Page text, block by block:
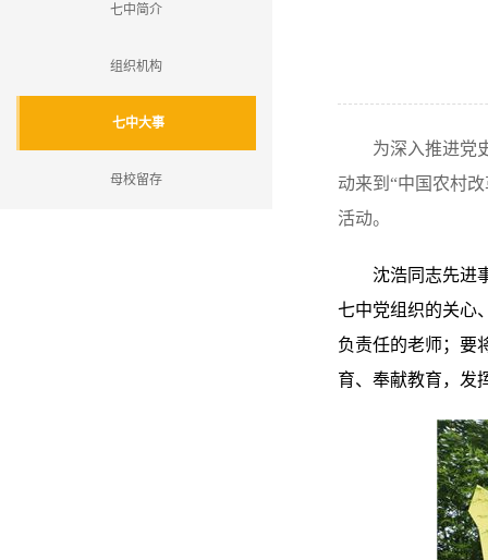
七中简介
组织机构
七中大事
母校留存
为深入推进党
动来到“中国农村
活动。
沈浩同志先进
七中党组织的关心
负责任的老师；要
育、奉献教育，发